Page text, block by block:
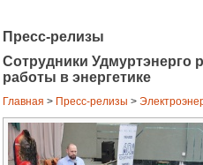
Пресс-релизы
Сотрудники Удмуртэнерго
работы в энергетике
Главная > Пресс-релизы >